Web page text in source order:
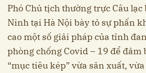
Phó Chủ tịch thường trực Câu lạc
Ninh tại Hà Nội bày tỏ sự phấn
cao một số giải pháp của tỉnh
phòng chống Covid – 19 để đảm
“mục tiêu kép” vừa sản xuất,